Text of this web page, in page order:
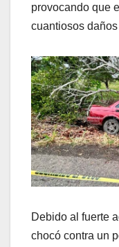
provocando que
cuantiosos
Debido al fuerte
chocó contra un